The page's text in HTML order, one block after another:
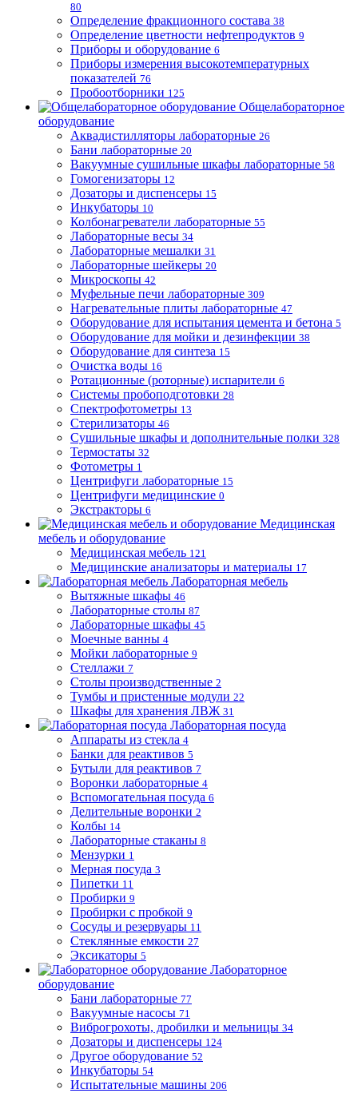
80
Определение фракционного состава 38
Определение цветности нефтепродуктов 9
Приборы и оборудование 6
Приборы измерения высокотемпературных
показателей 76
Пробоотборники 125
Общелабораторное
оборудование
Аквадистилляторы лабораторные 26
Бани лабораторные 20
Вакуумные сушильные шкафы лабораторные 58
Гомогенизаторы 12
Дозаторы и диспенсеры 15
Инкубаторы 10
Колбонагреватели лабораторные 55
Лабораторные весы 34
Лабораторные мешалки 31
Лабораторные шейкеры 20
Микроскопы 42
Муфельные печи лабораторные 309
Нагревательные плиты лабораторные 47
Оборудование для испытания цемента и бетона 5
Оборудование для мойки и дезинфекции 38
Оборудование для синтеза 15
Очистка воды 16
Ротационные (роторные) испарители 6
Системы пробоподготовки 28
Спектрофотометры 13
Стерилизаторы 46
Сушильные шкафы и дополнительные полки 328
Термостаты 32
Фотометры 1
Центрифуги лабораторные 15
Центрифуги медицинские 0
Экстракторы 6
Медицинская
мебель и оборудование
Медицинская мебель 121
Медицинские анализаторы и материалы 17
Лабораторная мебель
Вытяжные шкафы 46
Лабораторные столы 87
Лабораторные шкафы 45
Моечные ванны 4
Мойки лабораторные 9
Стеллажи 7
Столы производственные 2
Тумбы и пристенные модули 22
Шкафы для хранения ЛВЖ 31
Лабораторная посуда
Аппараты из стекла 4
Банки для реактивов 5
Бутыли для реактивов 7
Воронки лабораторные 4
Вспомогательная посуда 6
Делительные воронки 2
Колбы 14
Лабораторные стаканы 8
Мензурки 1
Мерная посуда 3
Пипетки 11
Пробирки 9
Пробирки с пробкой 9
Сосуды и резервуары 11
Стеклянные емкости 27
Эксикаторы 5
Лабораторное
оборудование
Бани лабораторные 77
Вакуумные насосы 71
Виброгрохоты, дробилки и мельницы 34
Дозаторы и диспенсеры 124
Другое оборудование 52
Инкубаторы 54
Испытательные машины 206